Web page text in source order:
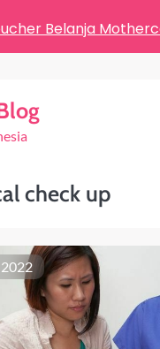
check up
Belanja